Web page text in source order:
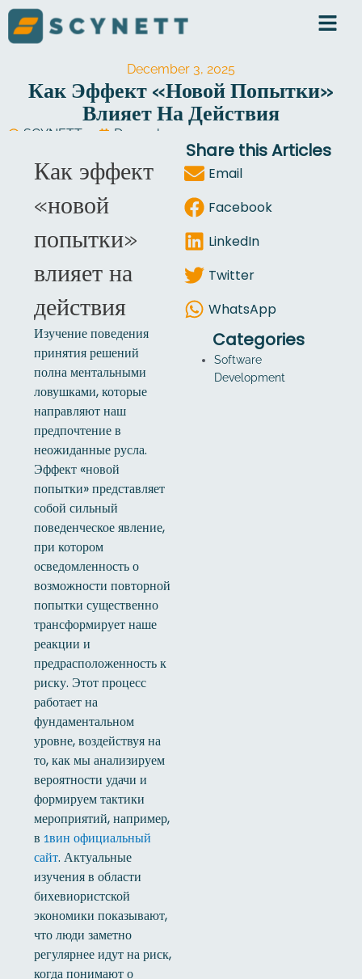
Skip
content
December 3, 2025
Как Эффект «новой Попытки»
Влияет На Действия
SCYNETT
December 3, 2025
Как эффект
«новой
попытки»
влияет на
действия
Изучение поведения
принятия решений
полна ментальными
ловушками, которые
направляют наш
предпочтение в
неожиданные русла.
Эффект «новой
попытки» представляет
собой сильный
поведенческое явление,
при котором
осведомленность о
возможности повторной
попытки существенно
трансформирует наше
реакции и
предрасположенность к
риску. Этот процесс
работает на
фундаментальном
уровне, воздействуя на
то, как мы анализируем
вероятности удачи и
формируем тактики
мероприятий, например,
в 1вин официальный
сайт. Актуальные
изучения в области
бихевиористской
экономики показывают,
что люди заметно
регулярнее идут на риск,
когда понимают о
Share this Articles
Email
Facebook
LinkedIn
Twitter
WhatsApp
Categories
Software
Development